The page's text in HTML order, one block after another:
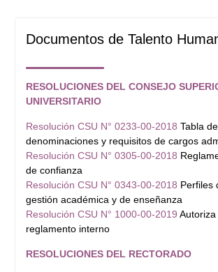
Documentos de Talento
RESOLUCIONES DEL CONSEJO
UNIVERSITARIO
Resolución CSU N° 0233-00-2018 Tabla de
denominaciones y requisitos de cargos
Resolución CSU N° 0305-00-2018
de confianza
Resolución CSU N° 0343-00-2018 Perfiles
gestión académica y de enseñanza
Resolución CSU N° 1000-00-2019
reglamento interno
RESOLUCIONES DEL RECTORADO